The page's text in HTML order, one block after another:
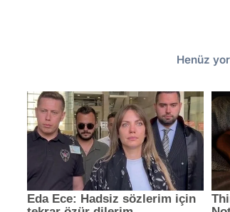
Henüz